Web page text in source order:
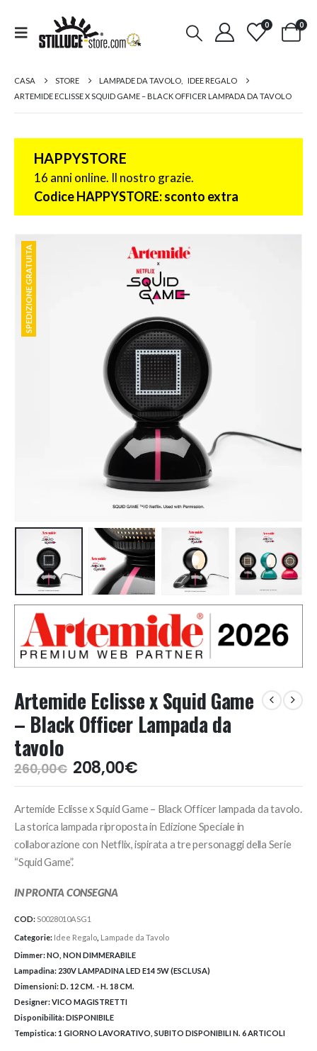
0 0
CASA STORE LAMPADE DA TAVOLO
IDEE REGALO
ARTEMIDE ECLISSE X SQUID GAME – BLACK OFFICER LAMPADA DA TAVOLO
HAPPYSTORE
16 anni online. Il nostro grazie.
Codice HAPPYSTORE: sconto extra
SPEDIZIONE GRATUITA
SPEDIZIONE GRATUITA
Artemide Eclisse x Squid Game
– Black Officer Lampada da
tavolo
260,00€ Il
prezzo
era:
260,00€.
208,00€Il
prezzo
è:
208,00€.
Artemide Eclisse x Squid Game – Black Officer lampada da tavolo.
La storica lampada riproposta in Edizione Speciale in
collaborazione con Netflix, ispirata a tre personaggi della Serie
“Squid Game”.
IN PRONTA CONSEGNA
COD: S0028010ASG1
Categorie: Idee Regalo Lampade da Tavolo
Dimmer:NO, NON DIMMERABILE
Lampadina: 230V LAMPADINA LED E14 5W (ESCLUSA)
Dimensioni:D. 12 CM. - H. 18 CM.
Designer:VICO MAGISTRETTI
Disponibilità:DISPONIBILE
Tempistica:1 GIORNO LAVORATIVO, SUBITO DISPONIBILI N. 6 ARTICOLI